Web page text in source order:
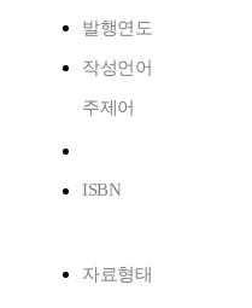
발행연도
작성언어
주제어
ISBN
자료형태